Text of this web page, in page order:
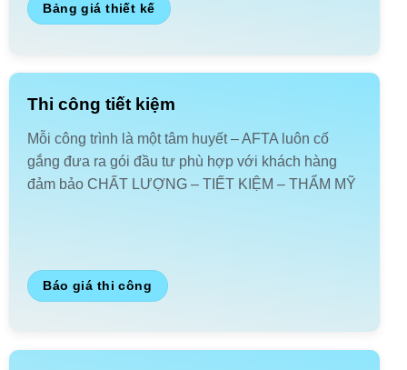
Bảng giá thiết kế
Thi công tiết kiệm
Mỗi công trình là một tâm huyết – AFTA luôn cố
gắng đưa ra gói đầu tư phù hợp với khách hàng
đảm bảo CHẤT LƯỢNG – TIẾT KIỆM – THẨM MỸ
Báo giá thi công